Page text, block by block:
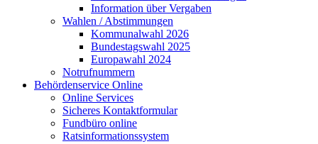
Information über Vergaben
Wahlen / Abstimmungen
Kommunalwahl 2026
Bundestagswahl 2025
Europawahl 2024
Notrufnummern
Behördenservice Online
Online Services
Sicheres Kontaktformular
Fundbüro online
Ratsinformationssystem